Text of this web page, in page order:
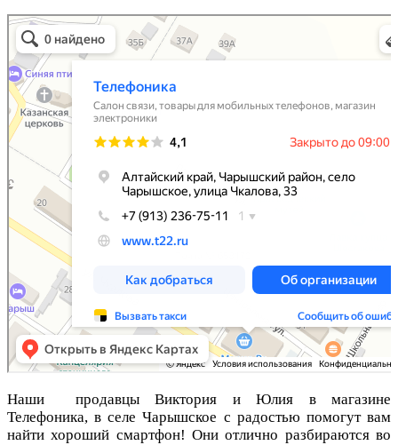
Телефоника
Салон связи в Алтайском крае
Наши продавцы Виктория и Юлия в магазине
Телефоника, в селе Чарышское с радостью помогут вам
найти хороший смартфон! Они отлично разбираются во